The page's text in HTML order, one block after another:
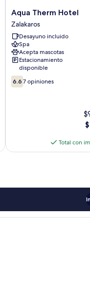
Aqua
Therm
Hotel
Zalakaros
Aqua Therm Hotel
Zalakaros
Desayuno incluido
Spa
Acepta mascotas
Estacionamiento
disponible
6.6
de
6.6 7 opiniones
El
Total con